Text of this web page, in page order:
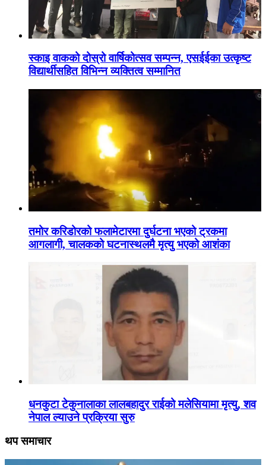
स्काइ वाकको दोस्रो वार्षिकोत्सव सम्पन्न, एसईईका उत्कृष्ट
विद्यार्थीसहित विभिन्न व्यक्तित्व सम्मानित
तमोर करिडोरको फलामेटारमा दुर्घटना भएको ट्रकमा
आगलागी, चालकको घटनास्थलमै मृत्यु भएको आशंका
धनकुटा टेकुनालाका लालबहादुर राईको मलेसियामा मृत्यु, शव
नेपाल ल्याउने प्रक्रिया सुरु
थप समाचार